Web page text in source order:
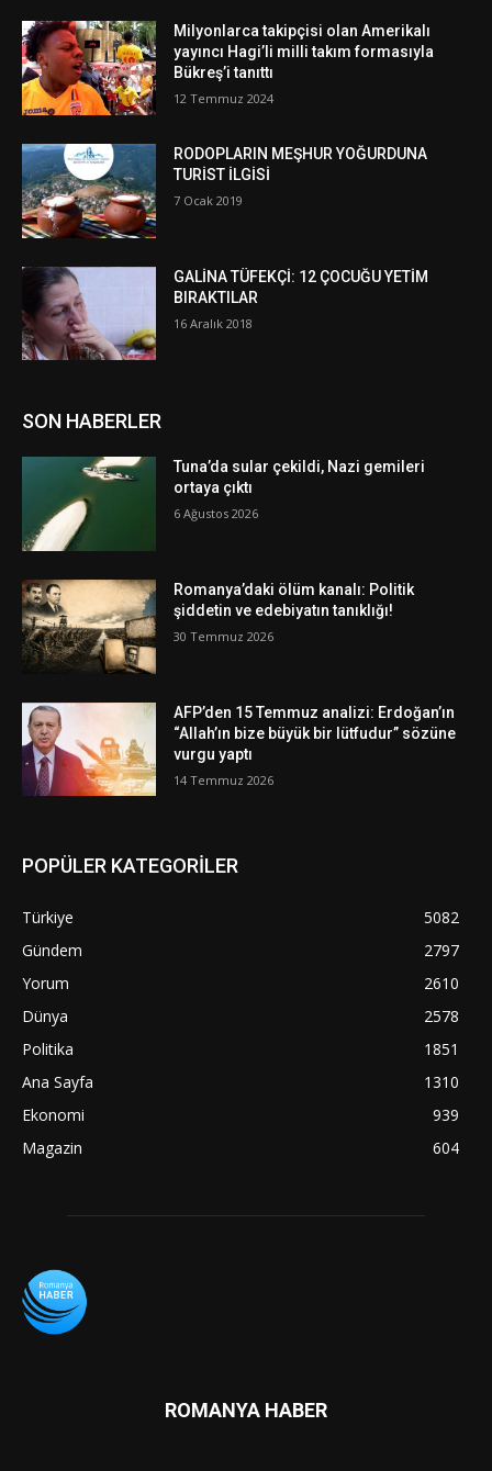
Milyonlarca takipçisi olan Amerikalı
yayıncı Hagi’li milli takım formasıyla
Bükreş’i tanıttı
12 Temmuz 2024
RODOPLARIN MEŞHUR YOĞURDUNA
TURİST İLGİSİ
7 Ocak 2019
GALİNA TÜFEKÇİ: 12 ÇOCUĞU YETİM
BIRAKTILAR
16 Aralık 2018
SON HABERLER
Tuna’da sular çekildi, Nazi gemileri
ortaya çıktı
6 Ağustos 2026
Romanya’daki ölüm kanalı: Politik
şiddetin ve edebiyatın tanıklığı!
30 Temmuz 2026
AFP’den 15 Temmuz analizi: Erdoğan’ın
“Allah’ın bize büyük bir lütfudur” sözüne
vurgu yaptı
14 Temmuz 2026
POPÜLER KATEGORİLER
Türkiye
5082
Gündem
2797
Yorum
2610
Dünya
2578
Politika
1851
Ana Sayfa
1310
Ekonomi
939
Magazin
604
ROMANYA HABER